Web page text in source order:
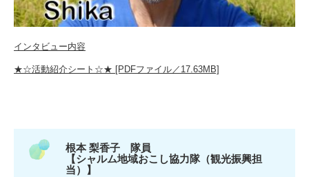
インタビュー内容
★☆活動紹介シート☆★ [PDFファイル／17.63MB]
根本 梨香子 隊員
【シャルム地域おこし協力隊（観光振興担
当）】